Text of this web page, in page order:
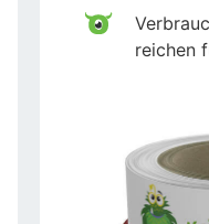
reichen